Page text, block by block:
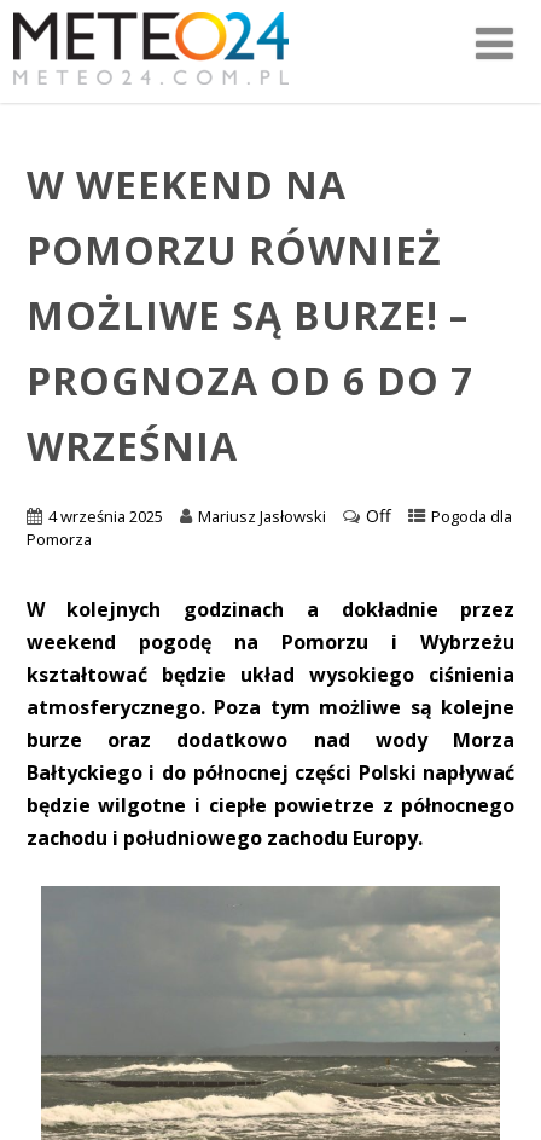
W WEEKEND NA
POMORZU RÓWNIEŻ
MOŻLIWE SĄ BURZE! –
PROGNOZA OD 6 DO 7
WRZEŚNIA
4 września 2025 Mariusz Jasłowski Off
Pogoda dla
Pomorza
W kolejnych godzinach a dokładnie przez
weekend pogodę na Pomorzu i Wybrzeżu
kształtować będzie układ wysokiego ciśnienia
atmosferycznego. Poza tym możliwe są kolejne
burze oraz dodatkowo nad wody Morza
Bałtyckiego i do północnej części Polski napływać
będzie wilgotne i ciepłe powietrze z północnego
zachodu i południowego zachodu Europy.